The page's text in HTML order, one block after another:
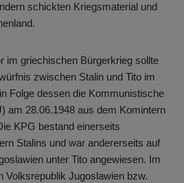
schickten Kriegsmaterial und
im griechischen Bürgerkrieg sollte
zwischen Stalin und Tito im
Folge dessen die Kommunistische
am 28.06.1948 aus dem Komintern
KPG bestand einerseits
Stalins und war andererseits auf
unter Tito angewiesen. Im
Volksrepublik Jugoslawien bzw.